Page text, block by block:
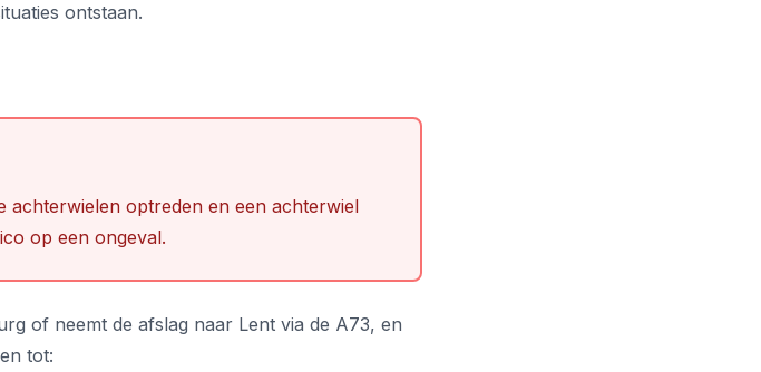
ontstaan.
achterwielen optreden en een achterwiel
op een ongeval.
of neemt de afslag naar Lent via de A73, en
tot: